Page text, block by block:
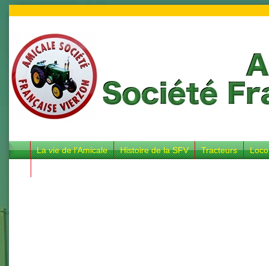
La vie de l’Amicale Histoire de la SFV Tracteurs